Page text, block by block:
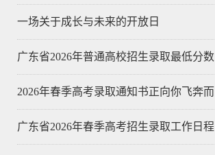
一场关于成长与未来的开放日
广东省2026年普通高校招生录取最低分数
2026年春季高考录取通知书正向你飞奔而
广东省2026年春季高考招生录取工作日程